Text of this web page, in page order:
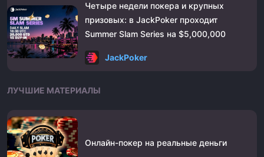
Четыре недели покера и крупных
призовых: в JackPoker проходит
Summer Slam Series на $5,000,000
JackPoker
ЛУЧШИЕ МАТЕРИАЛЫ
Онлайн-покер на реальные деньги